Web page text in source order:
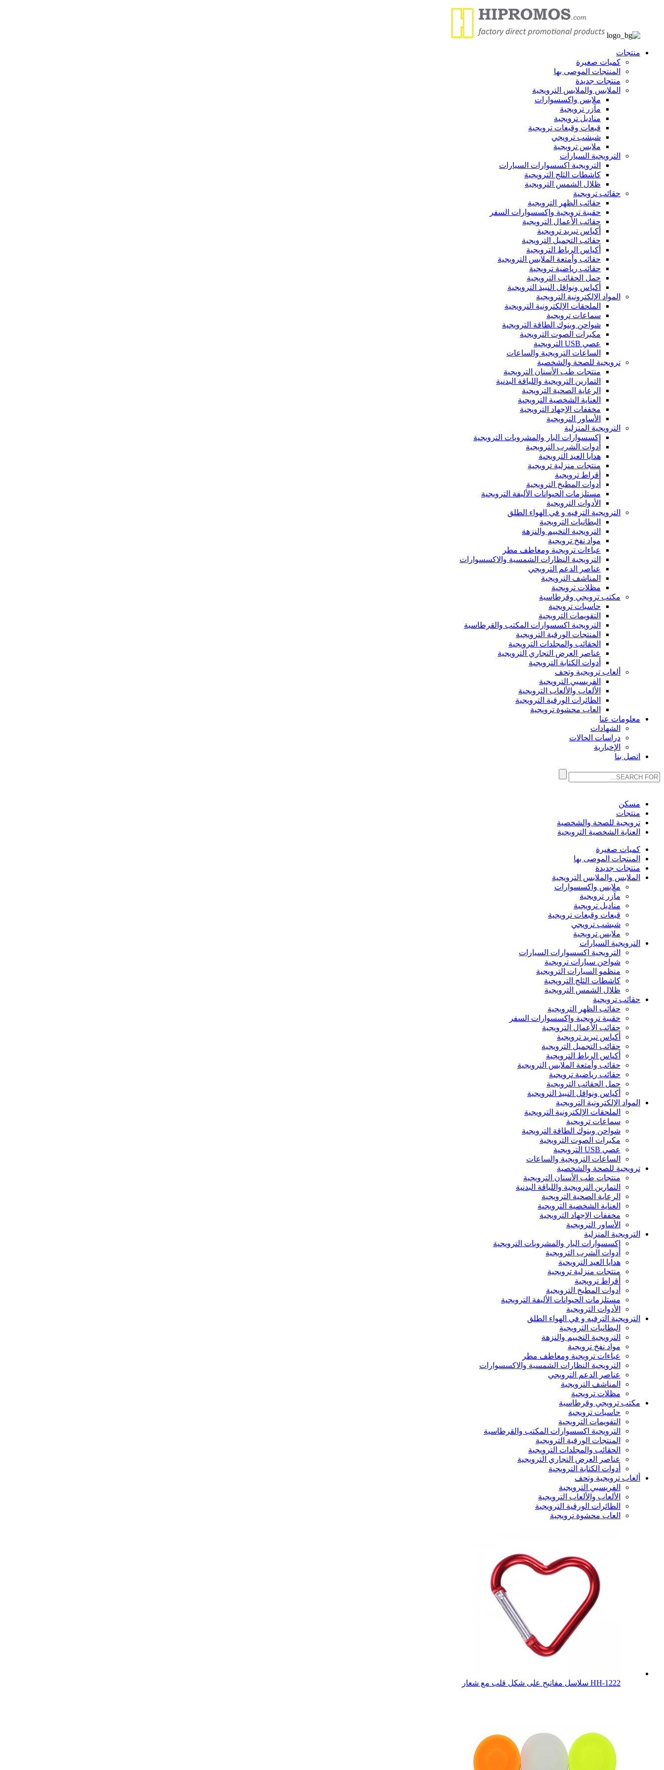
منتجات
كميات صغيرة
المنتجات الموصى بها
منتجات جديدة
الملابس والملابس الترويجية
ملابس واكسسوارات
مآزر ترويجية
مناديل ترويجية
قبعات وقبعات ترويجية
شبشب ترويجي
ملابس ترويجية
الترويجية السيارات
الترويجية اكسسوارات السيارات
كاشطات الثلج الترويجية
ظلال الشمس الترويجية
حقائب ترويجية
حقائب الظهر الترويجية
حقيبة ترويجية وإكسسوارات السفر
حقائب الأعمال الترويجية
أكياس تبريد ترويجية
حقائب التجميل الترويجية
أكياس الرباط الترويجية
حقائب وأمتعة الملابس الترويجية
حقائب رياضية ترويجية
حمل الحقائب الترويجية
أكياس ونواقل النبيذ الترويجية
المواد الإلكترونية الترويجية
الملحقات الإلكترونية الترويجية
سماعات ترويجية
شواحن وبنوك الطاقة الترويجية
مكبرات الصوت الترويجية
عصي USB الترويجية
الساعات الترويجية والساعات
ترويجية للصحة والشخصية
منتجات طب الأسنان الترويجية
التمارين الترويجية واللياقة البدنية
الرعاية الصحية الترويجية
العناية الشخصية الترويجية
مخففات الإجهاد الترويجية
الأساور الترويجية
الترويجية المنزلية
إكسسوارات البار والمشروبات الترويجية
أدوات الشرب الترويجية
هدايا العيد الترويجية
منتجات منزلية ترويجية
أقراط ترويجية
أدوات المطبخ الترويجية
مستلزمات الحيوانات الأليفة الترويجية
الأدوات الترويجية
الترويجية الترفيه و في الهواء الطلق
البطانيات الترويجية
الترويجية التخييم والنزهة
مواد نفخ ترويجية
عباءات ترويجية ومعاطف مطر
الترويجية النظارات الشمسية والاكسسوارات
عناصر الدعم الترويجي
المناشف الترويجية
مظلات ترويجية
مكتب ترويجي وقرطاسية
حاسبات ترويجية
التقويمات الترويجية
الترويجية اكسسوارات المكتب والقرطاسية
المنتجات الورقية الترويجية
الحقائب والمجلدات الترويجية
عناصر العرض التجاري الترويجية
أدوات الكتابة الترويجية
ألعاب ترويجية وتحف
الفريسبي الترويجية
الألعاب والألعاب الترويجية
الطائرات الورقية الترويجية
العاب محشوة ترويجية
معلومات عنا
الشهادات
دراسات الحالات
الإخبارية
اتصل بنا
مسكن
منتجات
ترويجية للصحة والشخصية
العناية الشخصية الترويجية
كميات صغيرة
المنتجات الموصى بها
منتجات جديدة
الملابس والملابس الترويجية
ملابس واكسسوارات
مآزر ترويجية
مناديل ترويجية
قبعات وقبعات ترويجية
شبشب ترويجي
ملابس ترويجية
الترويجية السيارات
الترويجية اكسسوارات السيارات
شواحن سيارات ترويجية
منظمو السيارات الترويجية
كاشطات الثلج الترويجية
ظلال الشمس الترويجية
حقائب ترويجية
حقائب الظهر الترويجية
حقيبة ترويجية وإكسسوارات السفر
حقائب الأعمال الترويجية
أكياس تبريد ترويجية
حقائب التجميل الترويجية
أكياس الرباط الترويجية
حقائب وأمتعة الملابس الترويجية
حقائب رياضية ترويجية
حمل الحقائب الترويجية
أكياس ونواقل النبيذ الترويجية
المواد الإلكترونية الترويجية
الملحقات الإلكترونية الترويجية
سماعات ترويجية
شواحن وبنوك الطاقة الترويجية
مكبرات الصوت الترويجية
عصي USB الترويجية
الساعات الترويجية والساعات
ترويجية للصحة والشخصية
منتجات طب الأسنان الترويجية
التمارين الترويجية واللياقة البدنية
الرعاية الصحية الترويجية
العناية الشخصية الترويجية
مخففات الإجهاد الترويجية
الأساور الترويجية
الترويجية المنزلية
إكسسوارات البار والمشروبات الترويجية
أدوات الشرب الترويجية
هدايا العيد الترويجية
منتجات منزلية ترويجية
أقراط ترويجية
أدوات المطبخ الترويجية
مستلزمات الحيوانات الأليفة الترويجية
الأدوات الترويجية
الترويجية الترفيه و في الهواء الطلق
البطانيات الترويجية
الترويجية التخييم والنزهة
مواد نفخ ترويجية
عباءات ترويجية ومعاطف مطر
الترويجية النظارات الشمسية والاكسسوارات
عناصر الدعم الترويجي
المناشف الترويجية
مظلات ترويجية
مكتب ترويجي وقرطاسية
حاسبات ترويجية
التقويمات الترويجية
الترويجية اكسسوارات المكتب والقرطاسية
المنتجات الورقية الترويجية
الحقائب والمجلدات الترويجية
عناصر العرض التجاري الترويجية
أدوات الكتابة الترويجية
ألعاب ترويجية وتحف
الفريسبي الترويجية
الألعاب والألعاب الترويجية
الطائرات الورقية الترويجية
العاب محشوة ترويجية
HH-1222 سلاسل مفاتيح على شكل قلب مع شعار